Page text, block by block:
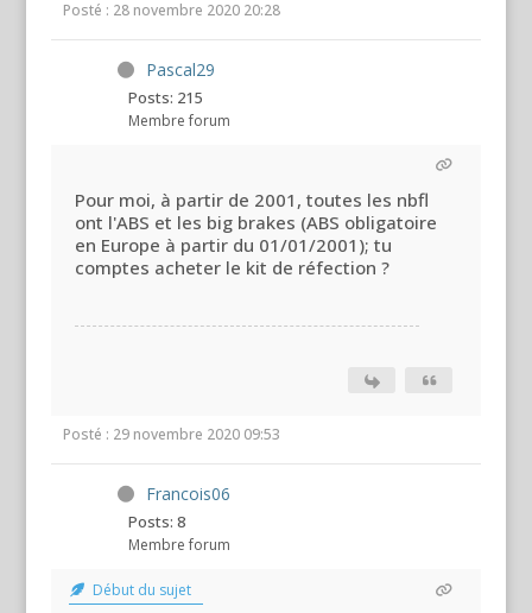
Posté : 28 novembre 2020 20:28
Pascal29
Posts: 215
Membre forum
Pour moi, à partir de 2001, toutes les nbfl
ont l'ABS et les big brakes (ABS obligatoire
en Europe à partir du 01/01/2001); tu
comptes acheter le kit de réfection ?
Posté : 29 novembre 2020 09:53
Francois06
Posts: 8
Membre forum
Début du sujet